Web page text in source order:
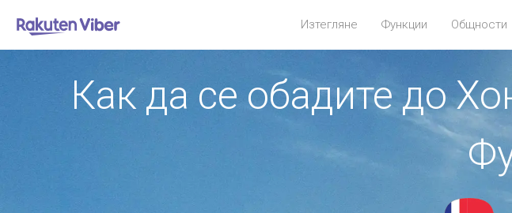
Изтегляне Функции Общности
Как да се обадите до